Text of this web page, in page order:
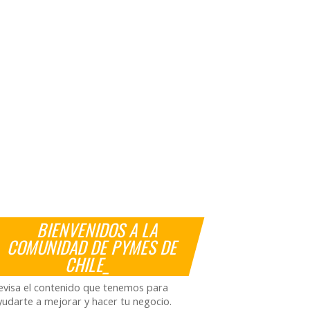
BIENVENIDOS A LA
COMUNIDAD DE PYMES DE
CHILE_
el contenido que tenemos para
a mejorar y hacer tu negocio.